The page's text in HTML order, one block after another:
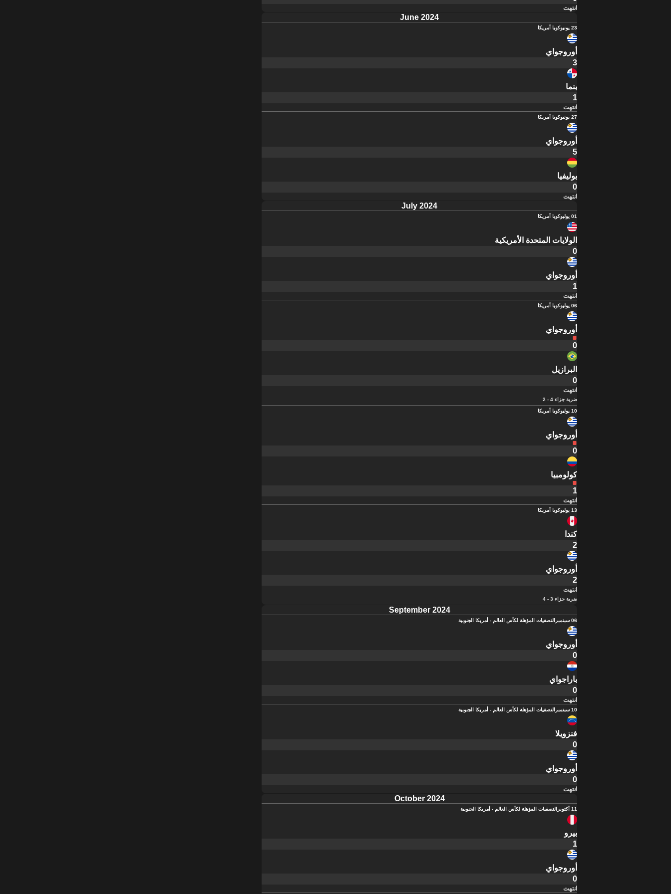
انتهت
June 2024
23 يونيو كوبا أمريكا
أوروجواي
3
بنما
1
انتهت
27 يونيو كوبا أمريكا
أوروجواي
5
بوليفيا
0
انتهت
July 2024
01 يوليو كوبا أمريكا
الولايات المتحدة الأمريكية
0
أوروجواي
1
انتهت
06 يوليو كوبا أمريكا
أوروجواي
0
البرازيل
0
انتهت
ضربة جزاء 4 - 2
10 يوليو كوبا أمريكا
أوروجواي
0
كولومبيا
1
انتهت
13 يوليو كوبا أمريكا
كندا
2
أوروجواي
2
انتهت
ضربة جزاء 3 - 4
September 2024
06 سبتمبر التصفيات المؤهلة لكأس العالم - أمريكا الجنوبية
أوروجواي
0
باراجواي
0
انتهت
10 سبتمبر التصفيات المؤهلة لكأس العالم - أمريكا الجنوبية
فنزويلا
0
أوروجواي
0
انتهت
October 2024
11 أكتوبر التصفيات المؤهلة لكأس العالم - أمريكا الجنوبية
بيرو
1
أوروجواي
0
انتهت